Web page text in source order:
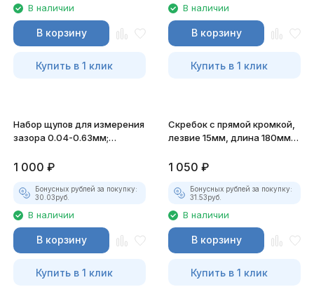
В наличии
В корзину
Купить в 1 клик
В наличии
В корзину
Купить в 1 клик
Набор щупов для измерения
зазора 0.04-0.63мм;
1 000 ₽
Бонусных рублей за покупку:
30.03руб.
В наличии
В корзину
Купить в 1 клик
Скребок с прямой кромкой,
лезвие 15мм, длина 180мм
1 050 ₽
Бонусных рублей за покупку:
31.53руб.
В наличии
В корзину
Купить в 1 клик